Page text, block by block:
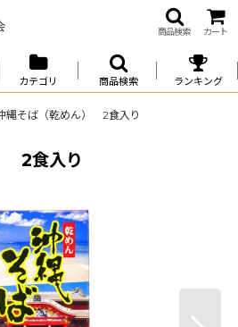
商品検索 カート
カテゴリ 商品検索 ランキング
縄そば（乾めん） 2食入り
2食入り